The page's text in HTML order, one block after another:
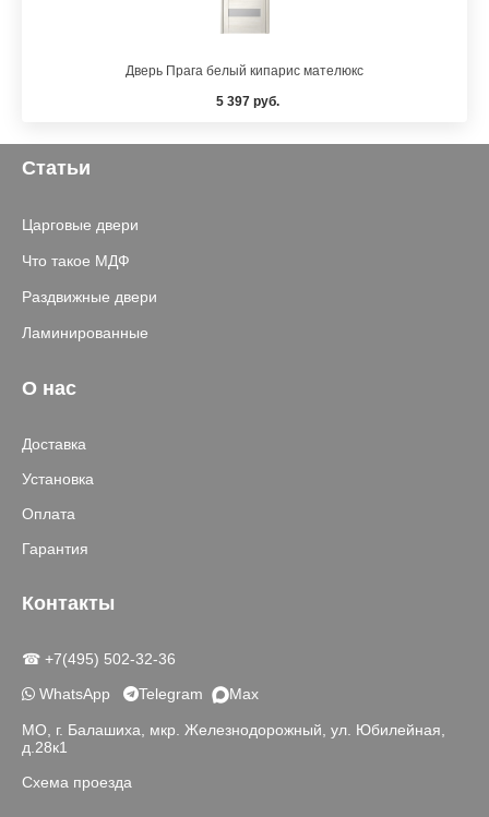
Дверь Прага белый кипарис мателюкс
5 397 руб.
Статьи
Царговые двери
Что такое МДФ
Раздвижные двери
Ламинированные
О нас
Доставка
Установка
Оплата
Гарантия
Контакты
☎ +7(495) 502-32-36
WhatsApp
Telegram Max
МО, г. Балашиха, мкр. Железнодорожный, ул. Юбилейная,
д.28к1
Схема проезда